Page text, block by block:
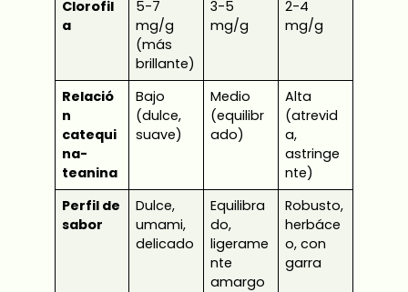
Clorofil
a
5-7
mg/g
(más
brillante)
3-5
mg/g
2-4
mg/g
Relació
n
catequi
na-
teanina
Bajo
(dulce,
suave)
Medio
(equilibr
ado)
Alta
(atrevid
a,
astringe
nte)
Perfil de
sabor
Dulce,
umami,
delicado
Equilibra
do,
ligerame
nte
amargo
Robusto,
herbáce
o, con
garra